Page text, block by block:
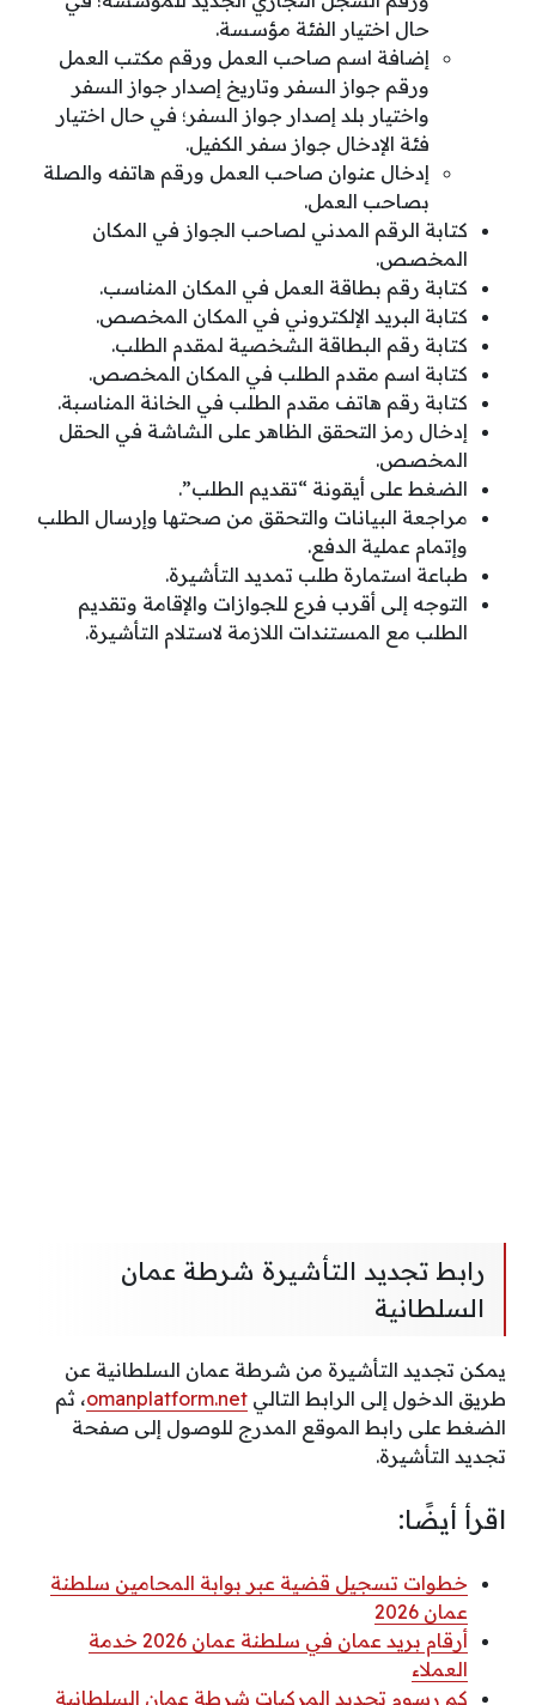
حال اختيار الفئة مؤسسة.
إضافة اسم صاحب العمل ورقم مكتب العمل
ورقم جواز السفر وتاريخ إصدار جواز السفر
واختيار بلد إصدار جواز السفر؛ في حال اختيار
فئة الإدخال جواز سفر الكفيل.
إدخال عنوان صاحب العمل ورقم هاتفه والصلة
بصاحب العمل.
كتابة الرقم المدني لصاحب الجواز في المكان
المخصص.
كتابة رقم بطاقة العمل في المكان المناسب.
كتابة البريد الإلكتروني في المكان المخصص.
كتابة رقم البطاقة الشخصية لمقدم الطلب.
كتابة اسم مقدم الطلب في المكان المخصص.
كتابة رقم هاتف مقدم الطلب في الخانة المناسبة.
إدخال رمز التحقق الظاهر على الشاشة في الحقل
المخصص.
الضغط على أيقونة “تقديم الطلب”.
مراجعة البيانات والتحقق من صحتها وإرسال الطلب
وإتمام عملية الدفع.
طباعة استمارة طلب تمديد التأشيرة.
التوجه إلى أقرب فرع للجوازات والإقامة وتقديم
الطلب مع المستندات اللازمة لاستلام التأشيرة.
رابط تجديد التأشيرة شرطة عمان
السلطانية
يمكن تجديد التأشيرة من شرطة عمان السلطانية عن
طريق الدخول إلى الرابط التالي omanplatform.net، ثم
الضغط على رابط الموقع المدرج للوصول إلى صفحة
تجديد التأشيرة.
اقرأ أيضًا:
خطوات تسجيل قضية عبر بوابة المحامين سلطنة
عمان 2026
أرقام بريد عمان في سلطنة عمان 2026 خدمة
العملاء
كم رسوم تجديد المركبات شرطة عمان السلطانية